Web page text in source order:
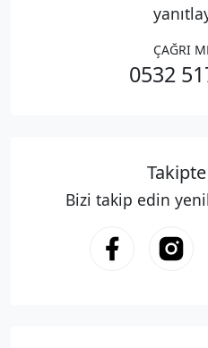
ÇAĞRI
0532
Bizi takip edin